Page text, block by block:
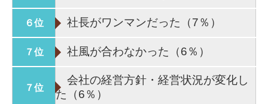
６位 社長がワンマンだった（7％）
７位 社風が合わなかった（6％）
７位
会社の経営方針・経営状況が変化し
た（6％）